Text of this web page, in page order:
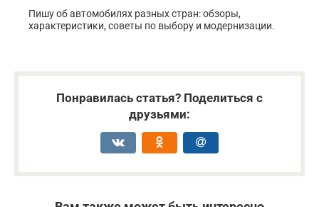
Пишу об автомобилях разных стран: обзоры,
характеристики, советы по выбору и модернизации.
Понравилась статья? Поделиться с
друзьями: